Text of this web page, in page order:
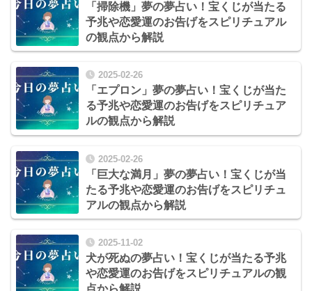
「掃除機」夢の夢占い！宝くじが当たる
予兆や恋愛運のお告げをスピリチュアル
の観点から解説
2025-02-26
「エプロン」夢の夢占い！宝くじが当た
る予兆や恋愛運のお告げをスピリチュア
ルの観点から解説
2025-02-26
「巨大な満月」夢の夢占い！宝くじが当
たる予兆や恋愛運のお告げをスピリチュ
アルの観点から解説
2025-11-02
犬が死ぬの夢占い！宝くじが当たる予兆
や恋愛運のお告げをスピリチュアルの観
点から解説